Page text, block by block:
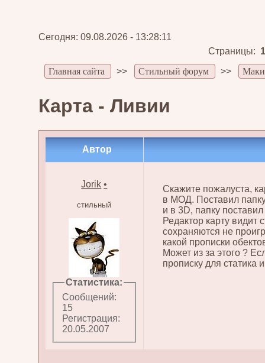
Сегодня: 09.08.2026 - 13:28:11
Страницы:
Главная сайта
>> Стильный форум >>
Карта - Ливии
Автор
Jorik •
стильный
Статистика:
Сообщений:
15
Регистрация:
20.05.2007
Скажите пожалуста,
в МОД. Поставил
и в 3D, папку
Редактор карту видит
сохраняются не
какой прописки
Может из за этого ?
прописку для статика